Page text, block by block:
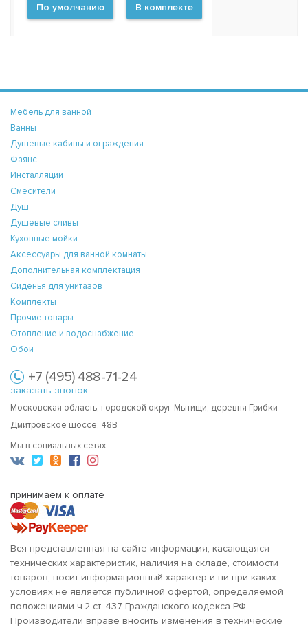
По умолчанию В комплекте
Мебель для ванной
Ванны
Душевые кабины и ограждения
Фаянс
Инсталляции
Смесители
Душ
Душевые сливы
Кухонные мойки
Аксессуары для ванной комнаты
Дополнительная комплектация
Сиденья для унитазов
Комплекты
Прочие товары
Отопление и водоснабжение
Обои
+7 (495) 488-71-24
заказать звонок
Московская область, городской округ Мытищи, деревня Грибки
Дмитровское шоссе, 48В
Мы в социальных сетях:
принимаем к оплате
Вся представленная на сайте информация, касающаяся
технических характеристик, наличия на складе, стоимости
товаров, носит информационный характер и ни при каких
условиях не является публичной офертой, определяемой
положениями ч.2 ст. 437 Гражданского кодекса РФ.
Производители вправе вносить изменения в технические